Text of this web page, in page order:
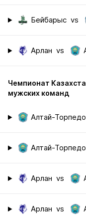
Бейбарыс vs
Арлан vs
Чемпионат
мужских команд
Алтай-Торпедо
Алтай-Торпедо
Арлан vs
Арлан vs